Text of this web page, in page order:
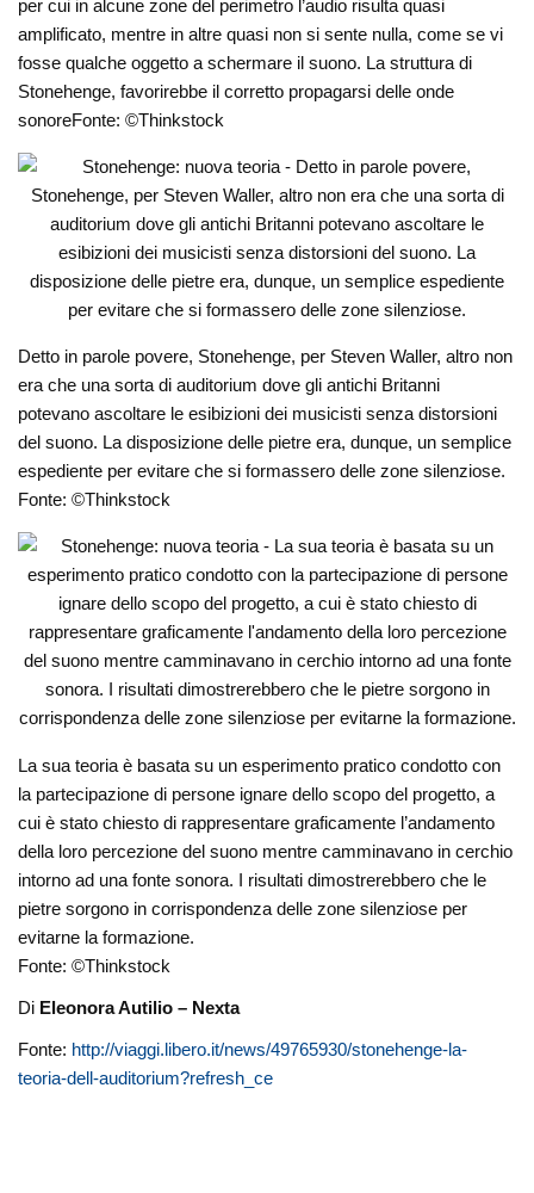
per cui in alcune zone del perimetro l’audio risulta quasi
amplificato, mentre in altre quasi non si sente nulla, come se vi
fosse qualche oggetto a schermare il suono. La struttura di
Stonehenge, favorirebbe il corretto propagarsi delle onde
sonoreFonte: ©Thinkstock
Detto in parole povere, Stonehenge, per Steven Waller, altro non
era che una sorta di auditorium dove gli antichi Britanni
potevano ascoltare le esibizioni dei musicisti senza distorsioni
del suono. La disposizione delle pietre era, dunque, un semplice
espediente per evitare che si formassero delle zone silenziose.
Fonte: ©Thinkstock
La sua teoria è basata su un esperimento pratico condotto con
la partecipazione di persone ignare dello scopo del progetto, a
cui è stato chiesto di rappresentare graficamente l’andamento
della loro percezione del suono mentre camminavano in cerchio
intorno ad una fonte sonora. I risultati dimostrerebbero che le
pietre sorgono in corrispondenza delle zone silenziose per
evitarne la formazione.
Fonte: ©Thinkstock
Di Eleonora Autilio – Nexta
Fonte: http://viaggi.libero.it/news/49765930/stonehenge-la-
teoria-dell-auditorium?refresh_ce